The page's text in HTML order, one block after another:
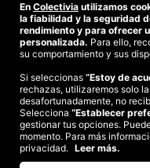
Ver todas las
Términos y condiciones|
Estudio
En Colectivia utilizamos
la fiabilidad y la seguridad
rendimiento y para ofrecer
personalizada. Para ello,
su comportamiento y sus
Si seleccionas “Estoy de
rechazas, utilizaremos solo
desafortunadamente, no
Selecciona “Establecer
gestionar tus opciones.
momento. Para más
privacidad. Leer más.